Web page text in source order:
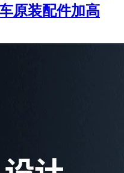
原装配件加高